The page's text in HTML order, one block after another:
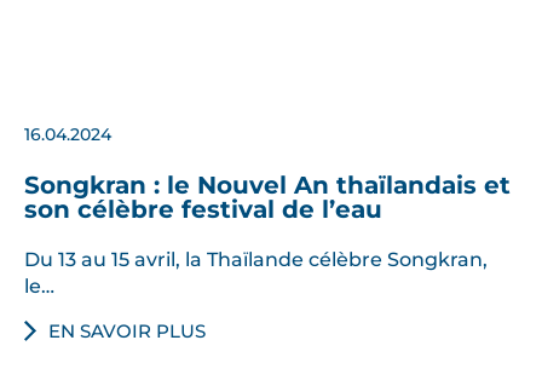
16.04.2024
Songkran : le Nouvel An thaïlandais et
son célèbre festival de l’eau
Du 13 au 15 avril, la Thaïlande célèbre Songkran,
le…
EN SAVOIR PLUS